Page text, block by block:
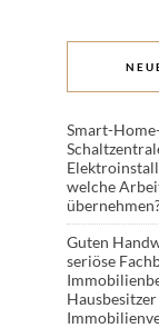
Smart-
welche
Guten
seriöse